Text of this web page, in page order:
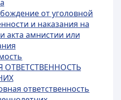
от уголовной
и наказания на
акта амнистии или
ОТВЕТСТВЕННОСТЬ
ответственность